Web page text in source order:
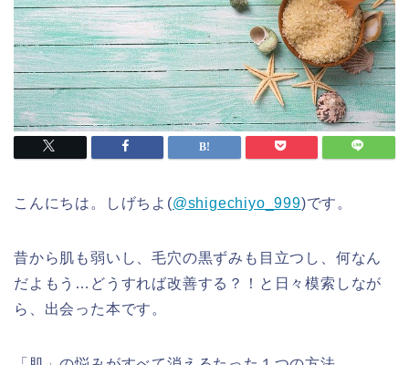
こんにちは。しげちよ(@shigechiyo_999)です。
昔から肌も弱いし、毛穴の黒ずみも目立つし、何なん
だよもう…どうすれば改善する？！と日々模索しなが
ら、出会った本です。